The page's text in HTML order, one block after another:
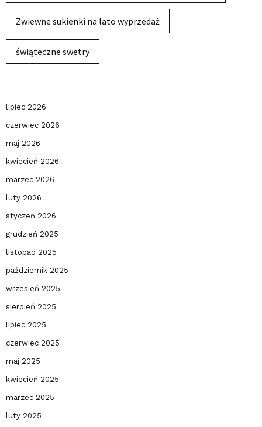
Zwiewne sukienki na lato wyprzedaż
świąteczne swetry
lipiec 2026
czerwiec 2026
maj 2026
kwiecień 2026
marzec 2026
luty 2026
styczeń 2026
grudzień 2025
listopad 2025
październik 2025
wrzesień 2025
sierpień 2025
lipiec 2025
czerwiec 2025
maj 2025
kwiecień 2025
marzec 2025
luty 2025